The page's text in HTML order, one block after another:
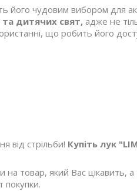
його чудовим вибором для
дитячих свят, адже не
що робить його
від стрільби! Купіть лук
на товар, який Вас цікавить,
покупки.